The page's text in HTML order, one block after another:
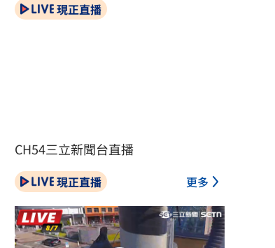
現正直播
CH54三立新聞台直播
現正直播 更多